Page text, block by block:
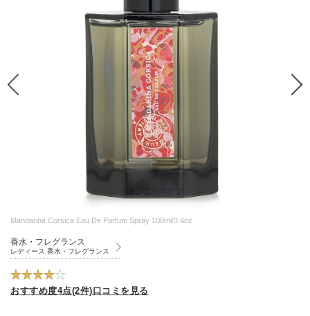
Mandarina Corsica Eau De Parfum Spray 100ml/3.4oz
香水・フレグランス
レディース 香水・フレグランス
おすすめ度4点(2件)口コミを見る